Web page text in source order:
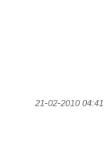
21-02-2010 04:41